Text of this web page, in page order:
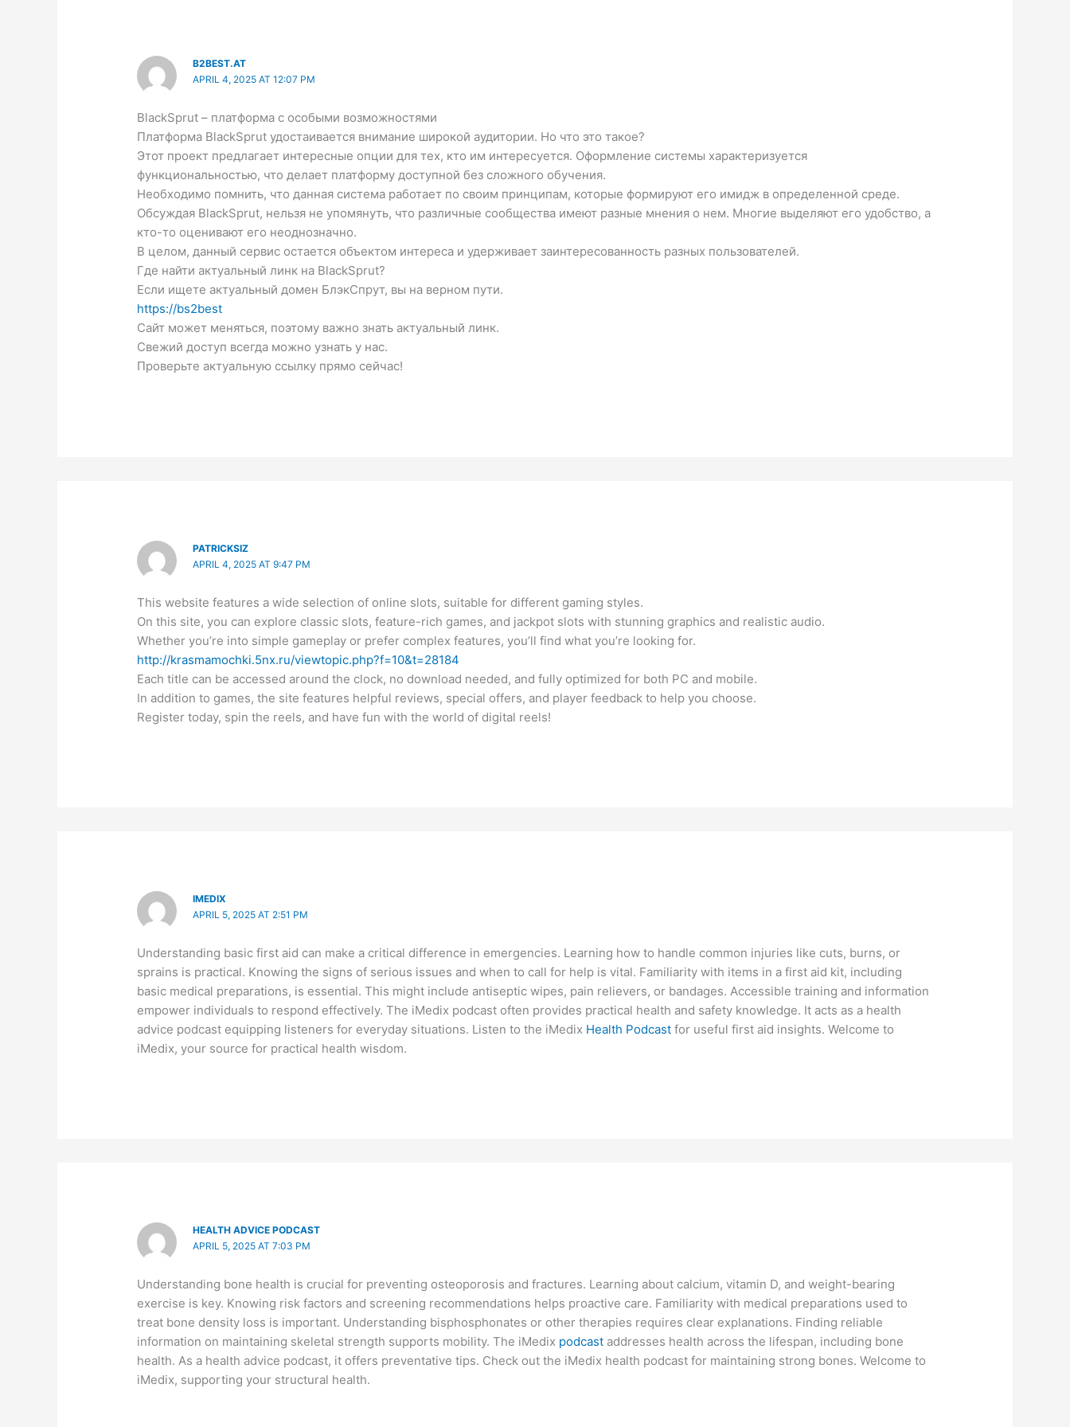
B2BEST.AT
APRIL 4, 2025 AT 12:07 PM
BlackSprut – платформа с особыми возможностями
Платформа BlackSprut удостаивается внимание широкой аудитории. Но что это такое?
Этот проект предлагает интересные опции для тех, кто им интересуется. Оформление системы характеризуется
функциональностью, что делает платформу доступной без сложного обучения.
Необходимо помнить, что данная система работает по своим принципам, которые формируют его имидж в определенной среде.
Обсуждая BlackSprut, нельзя не упомянуть, что различные сообщества имеют разные мнения о нем. Многие выделяют его удобство, а
кто-то оценивают его неоднозначно.
В целом, данный сервис остается объектом интереса и удерживает заинтересованность разных пользователей.
Где найти актуальный линк на BlackSprut?
Если ищете актуальный домен БлэкСпрут, вы на верном пути.
https://bs2best
Сайт может меняться, поэтому важно знать актуальный линк.
Свежий доступ всегда можно узнать у нас.
Проверьте актуальную ссылку прямо сейчас!
PATRICKSIZ
APRIL 4, 2025 AT 9:47 PM
This website features a wide selection of online slots, suitable for different gaming styles.
On this site, you can explore classic slots, feature-rich games, and jackpot slots with stunning graphics and realistic audio.
Whether you’re into simple gameplay or prefer complex features, you’ll find what you’re looking for.
http://krasmamochki.5nx.ru/viewtopic.php?f=10&t=28184
Each title can be accessed around the clock, no download needed, and fully optimized for both PC and mobile.
In addition to games, the site features helpful reviews, special offers, and player feedback to help you choose.
Register today, spin the reels, and have fun with the world of digital reels!
IMEDIX
APRIL 5, 2025 AT 2:51 PM
Understanding basic first aid can make a critical difference in emergencies. Learning how to handle common injuries like cuts, burns, or
sprains is practical. Knowing the signs of serious issues and when to call for help is vital. Familiarity with items in a first aid kit, including
basic medical preparations, is essential. This might include antiseptic wipes, pain relievers, or bandages. Accessible training and information
empower individuals to respond effectively. The iMedix podcast often provides practical health and safety knowledge. It acts as a health
advice podcast equipping listeners for everyday situations. Listen to the iMedix Health Podcast for useful first aid insights. Welcome to
iMedix, your source for practical health wisdom.
HEALTH ADVICE PODCAST
APRIL 5, 2025 AT 7:03 PM
Understanding bone health is crucial for preventing osteoporosis and fractures. Learning about calcium, vitamin D, and weight-bearing
exercise is key. Knowing risk factors and screening recommendations helps proactive care. Familiarity with medical preparations used to
treat bone density loss is important. Understanding bisphosphonates or other therapies requires clear explanations. Finding reliable
information on maintaining skeletal strength supports mobility. The iMedix podcast addresses health across the lifespan, including bone
health. As a health advice podcast, it offers preventative tips. Check out the iMedix health podcast for maintaining strong bones. Welcome to
iMedix, supporting your structural health.